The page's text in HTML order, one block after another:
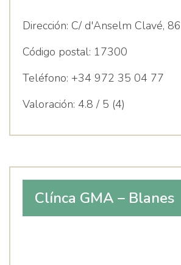
Dirección: C/ d'Anselm Clavé, 86
Código postal: 17300
Teléfono: +34 972 35 04 77
Valoración: 4.8 / 5 (4)
Clínca GMA – Blanes